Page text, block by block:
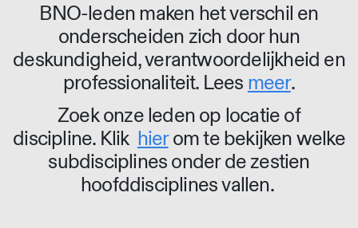
BNO-leden maken het verschil en
onderscheiden zich door hun
deskundigheid, verantwoordelijkheid en
professionaliteit. Lees meer.
Zoek onze leden op locatie of
discipline. Klik hierom te bekijken welke
subdisciplines onder de zestien
hoofddisciplines vallen.